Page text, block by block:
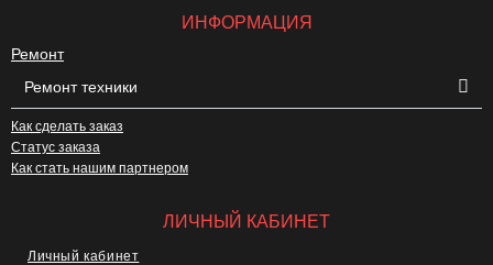
ИНФОРМАЦИЯ
Ремонт
Ремонт техники
Как сделать заказ
Статус заказа
Как стать нашим партнером
ЛИЧНЫЙ КАБИНЕТ
Личный кабинет